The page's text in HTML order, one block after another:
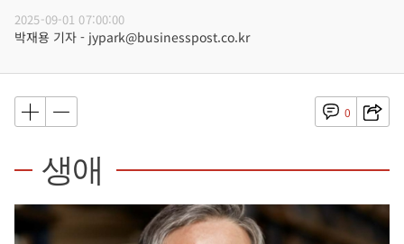
2025-09-01 07:00:00
박재용 기자 - jypark@businesspost.co.kr
0
생애